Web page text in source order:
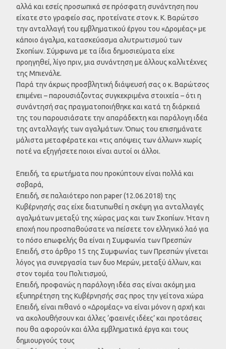
αλλά και εσείς προσωπικά σε πρόσφατη συνάντηση που
είχατε στο γραφείο σας, προτείνατε στον κ. Κ. Βαρώτσο
την ανταλλαγή του εμβληματικού έργου του «Δρομέας» με
κάποιο άγαλμα, κατασκεύασμα αλυτρωτισμού των
Σκοπίων. Σύμφωνα με τα ίδια δημοσιεύματα είχε
προηγηθεί, λίγο πριν, μια συνάντηση με άλλους καλλιτέχνες
της Μπιενάλε.
Παρά την άκρως προσβλητική διάψευσή σας ο κ. Βαρώτσος
επιμένει – παρουσιάζοντας συγκεκριμένα στοιχεία – ότι η
συνάντησή σας πραγματοποιήθηκε και κατά τη διάρκειά
της του παρουσιάσατε την απαράδεκτη και παράλογη ιδέα
της ανταλλαγής των αγαλμάτων. Όπως του επισημάνατε
μάλιστα μεταφέρατε και «τις απόψεις των άλλων» χωρίς
ποτέ να εξηγήσετε ποιοι είναι αυτοί οι άλλοι.
Επειδή, τα ερωτήματα που προκύπτουν είναι πολλά και
σοβαρά,
Επειδή, σε παλαιότερο non paper (12.06.2018) της
Κυβέρνησής σας είχε διατυπωθεί η σκέψη για ανταλλαγές
αγαλμάτων μεταξύ της χώρας μας και των Σκοπίων. Ήταν η
εποχή που προσπαθούσατε να πείσετε τον ελληνικό λαό για
το πόσο επωφελής θα είναι η Συμφωνία των Πρεσπών
Επειδή, στο άρθρο 15 της Συμφωνίας των Πρεσπών γίνεται
λόγος για συνεργασία των δυο Μερών, μεταξύ άλλων, και
στον τομέα του Πολιτισμού,
Επειδή, προφανώς η παράλογη ιδέα σας είναι ακόμη μια
εξυπηρέτηση της Κυβέρνησής σας προς την γείτονα χώρα
Επειδή, είναι πιθανό ο «Δρομέας» να είναι μόνον η αρχή και
να ακολουθήσουν και άλλες ‘φαεινές ιδέες’ και προτάσεις
που θα αφορούν και άλλα εμβληματικά έργα και τους
δημιουργούς τους